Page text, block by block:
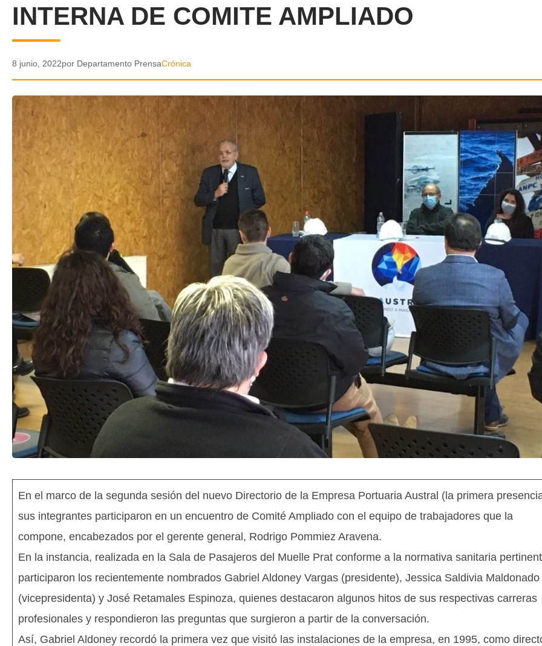
INTERNA DE COMITE AMPLIADO
8 junio, 2022por Departamento PrensaCrónica
En el marco de la segunda sesión del nuevo Directorio de la Empresa Portuaria Austral (la primera
sus integrantes participaron en un encuentro de Comité Ampliado con el equipo de trabajadores que la
compone, encabezados por el gerente general, Rodrigo Pommiez Aravena.
En la instancia, realizada en la Sala de Pasajeros del Muelle Prat conforme a la normativa sanitaria
participaron los recientemente nombrados Gabriel Aldoney Vargas (presidente), Jessica Saldivia Maldonado
(vicepresidenta) y José Retamales Espinoza, quienes destacaron algunos hitos de sus respectivas carreras
profesionales y respondieron las preguntas que surgieron a partir de la conversación.
Así, Gabriel Aldoney recordó la primera vez que visitó las instalaciones de la empresa, en 1995, como